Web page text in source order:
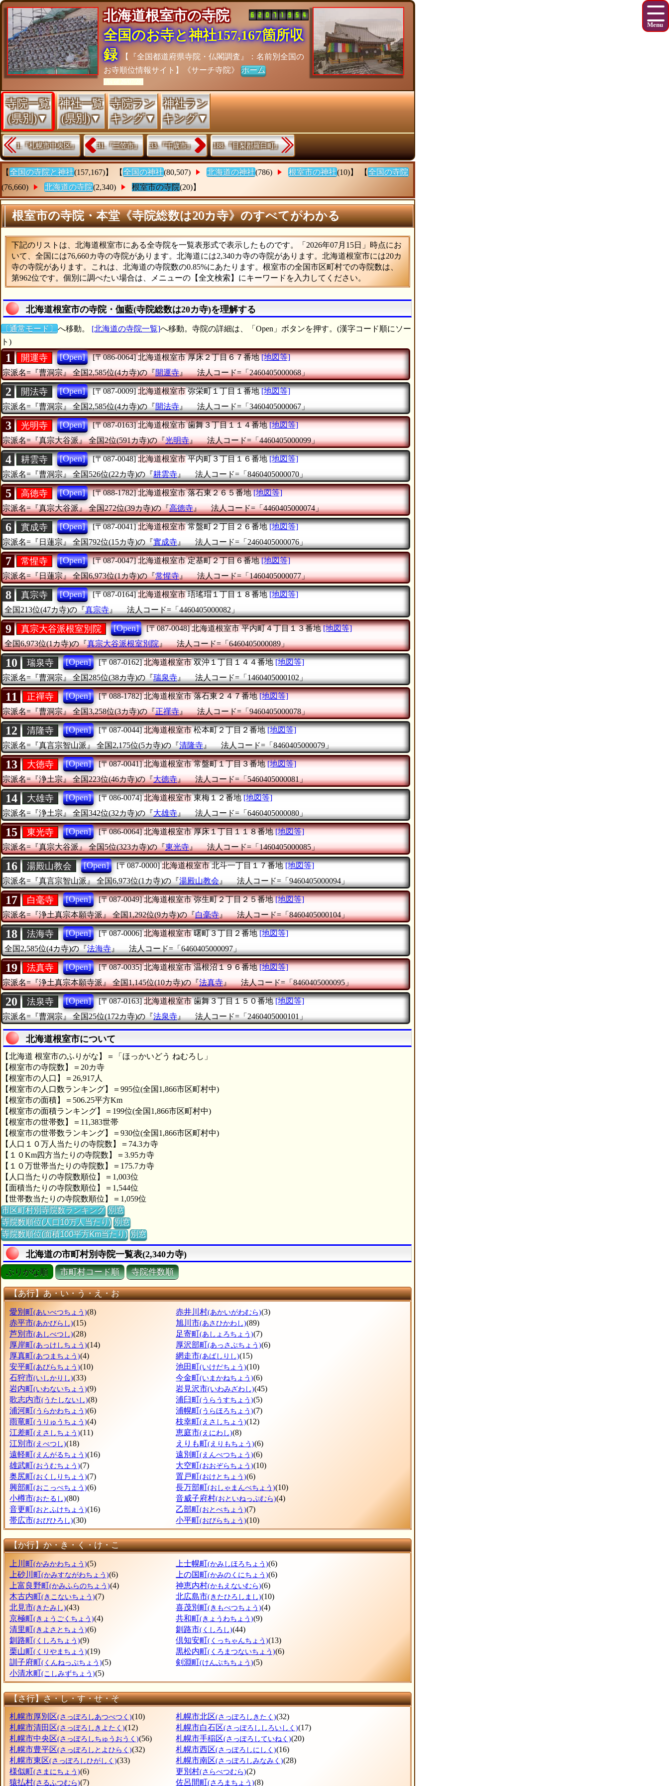
北海道根室市の寺院
全国のお寺と神社157,167箇所収
録
【『全国都道府県寺院・仏閣調査』：名前別全国の
お寺順位情報サイト】《サーチ寺院》ホーム
[As of 26/07/28]
寺院一覧
(県別)▼
神社一覧
(県別)▼
寺院ラン
キング▼
神社ラン
キング▼
1.『札幌市中央区』 31.『三笠市』 33.『千歳市』 188.『目梨郡羅臼町』
【 全国の寺院と神社(157,167)】 【 全国の神社(80,507) 北海道の神社(786) 根室市の神社(10)】 【 全国の寺院
(76,660)
北海道の寺院(2,340) 根室市の寺院(20)】
根室市の寺院・本堂《寺院総数は20カ寺》のすべてがわかる
下記のリストは、北海道根室市にある全寺院を一覧表形式で表示したものです。「2026年07月15日」時点にお
いて、全国には76,660カ寺の寺院があります。北海道には2,340カ寺の寺院があります。北海道根室市には20カ
寺の寺院があります。これは、北海道の寺院数の0.85%にあたります。根室市の全国市区町村での寺院数は、
第962位です。個別に調べたい場合は、メニューの【全文検索】にキーワードを入力してください。
北海道根室市の寺院・伽藍(寺院総数は20カ寺)を理解する
〔通常モード〕 へ移動。 [北海道の寺院一覧]へ移動。寺院の詳細は、「Open」ボタンを押す。(漢字コード順にソー
ト)
1 開運寺 [Open] [〒086-0064] 北海道根室市厚床２丁目６７番地 [地図等]
宗派名=『曹洞宗』 全国2,585位(4カ寺)の『開運寺』 法人コード=「2460405000068」
2 開法寺 [Open] [〒087-0009] 北海道根室市弥栄町１丁目１番地 [地図等]
宗派名=『曹洞宗』
全国2,585位(4カ寺)の『開法寺 』 法人コード=「3460405000067」
3 光明寺 [Open] [〒087-0163] 北海道根室市歯舞３丁目１１４番地 [地図等]
宗派名=『真宗大谷派』 全国2位(591カ寺)の『光明寺』 法人コード=「4460405000099」
4 耕雲寺 [Open] [〒087-0048] 北海道根室市平内町３丁目１６番地 [地図等]
宗派名=『曹洞宗』
全国526位(22カ寺)の『耕雲寺 』 法人コード=「8460405000070」
5 高徳寺 [Open] [〒088-1782] 北海道根室市落石東２６５番地 [地図等]
宗派名=『真宗大谷派』 全国272位(39カ寺)の『高徳寺』 法人コード=「4460405000074」
6 實成寺 [Open] [〒087-0041] 北海道根室市常盤町２丁目２６番地 [地図等]
宗派名=『日蓮宗』
全国792位(15カ寺)の『實成寺 』 法人コード=「2460405000076」
7 常惺寺 [Open] [〒087-0047] 北海道根室市定基町２丁目６番地 [地図等]
宗派名=『日蓮宗』 全国6,973位(1カ寺)の『常惺寺』 法人コード=「1460405000077」
8 真宗寺 [Open] [〒087-0164] 北海道根室市珸瑤瑁１丁目１８番地 [地図等]
全国213位(47カ寺)の『真宗寺 』 法人コード=「4460405000082」
9 真宗大谷派根室別院 [Open] [〒087-0048] 北海道根室市平内町４丁目１３番地 [地図等]
全国6,973位(1カ寺)の『真宗大谷派根室別院』 法人コード=「6460405000089」
10 瑞泉寺 [Open] [〒087-0162] 北海道根室市双沖１丁目１４４番地 [地図等]
宗派名=『曹洞宗』
全国285位(38カ寺)の『瑞泉寺 』 法人コード=「1460405000102」
11 正禪寺 [Open] [〒088-1782] 北海道根室市落石東２４７番地 [地図等]
宗派名=『曹洞宗』 全国3,258位(3カ寺)の『正禪寺』 法人コード=「9460405000078」
12 清隆寺 [Open] [〒087-0044] 北海道根室市松本町２丁目２番地 [地図等]
宗派名=『真言宗智山派』
全国2,175位(5カ寺)の『清隆寺 』 法人コード=「8460405000079」
13 大徳寺 [Open] [〒087-0041] 北海道根室市常盤町１丁目３番地 [地図等]
宗派名=『浄土宗』 全国223位(46カ寺)の『大徳寺』 法人コード=「5460405000081」
14 大雄寺 [Open] [〒086-0074] 北海道根室市東梅１２番地 [地図等]
宗派名=『浄土宗』
全国342位(32カ寺)の『大雄寺 』 法人コード=「6460405000080」
15 東光寺 [Open] [〒086-0064] 北海道根室市厚床１丁目１１８番地 [地図等]
宗派名=『真宗大谷派』 全国5位(323カ寺)の『東光寺』 法人コード=「1460405000085」
16 湯殿山教会 [Open] [〒087-0000] 北海道根室市北斗一丁目１７番地 [地図等]
宗派名=『真言宗智山派』
全国6,973位(1カ寺)の『湯殿山教会 』 法人コード=「9460405000094」
17 白毫寺 [Open] [〒087-0049] 北海道根室市弥生町２丁目２５番地 [地図等]
宗派名=『浄土真宗本願寺派』 全国1,292位(9カ寺)の『白毫寺』 法人コード=「8460405000104」
18 法海寺 [Open] [〒087-0006] 北海道根室市曙町３丁目２番地 [地図等]
全国2,585位(4カ寺)の『法海寺 』 法人コード=「6460405000097」
19 法真寺 [Open] [〒087-0035] 北海道根室市温根沼１９６番地 [地図等]
宗派名=『浄土真宗本願寺派』 全国1,145位(10カ寺)の『法真寺』 法人コード=「8460405000095」
20 法泉寺 [Open] [〒087-0163] 北海道根室市歯舞３丁目１５０番地 [地図等]
宗派名=『曹洞宗』
全国25位(172カ寺)の『法泉寺 』 法人コード=「2460405000101」
北海道根室市について
【北海道 根室市のふりがな】＝「ほっかいどう ねむろし」
【根室市の寺院数】＝20カ寺
【根室市の人口】＝26,917人
【根室市の人口数ランキング】＝995位(全国1,866市区町村中)
【根室市の面積】＝506.25平方Km
【根室市の面積ランキング】＝199位(全国1,866市区町村中)
【根室市の世帯数】＝11,383世帯
【根室市の世帯数ランキング】＝930位(全国1,866市区町村中)
【人口１０万人当たりの寺院数】＝74.3カ寺
【１０Km四方当たりの寺院数】＝3.95カ寺
【１０万世帯当たりの寺院数】＝175.7カ寺
【人口当たりの寺院数順位】＝1,003位
【面積当たりの寺院数順位】＝1,544位
【世帯数当たりの寺院数順位】＝1,059位
市区町村別寺院数ランキング 別窓
寺院数順位(人口10万人当たり) 別窓
寺院数順位(面積100平方Km当たり) 別窓
北海道の市町村別寺院一覧表(2,340カ寺)
ぶりがな順 市町村コード順 寺院件数順
【あ行】あ・い・う・え・お
愛別町(あいべつちょう)(8) 赤井川村(あかいがわむら)(3)
赤平市(あかびらし)(15) 旭川市(あさひかわし)(89)
芦別市(あしべつし)(28) 足寄町(あしょろちょう)(7)
厚岸町(あっけしちょう)(14) 厚沢部町(あっさぶちょう)(6)
厚真町(あつまちょう)(4) 網走市(あばしりし)(15)
安平町(あびらちょう)(10) 池田町(いけだちょう)(10)
石狩市(いしかりし)(33) 今金町(いまかねちょう)(6)
岩内町(いわないちょう)(9) 岩見沢市(いわみざわし)(45)
歌志内市(うたしないし)(8) 浦臼町(うらうすちょう)(5)
浦河町(うらかわちょう)(6) 浦幌町(うらほろちょう)(7)
雨竜町(うりゅうちょう)(4) 枝幸町(えさしちょう)(12)
江差町(えさしちょう)(11) 恵庭市(えにわし)(8)
江別市(えべつし)(18) えりも町(えりもちょう)(6)
遠軽町(えんがるちょう)(16) 遠別町(えんべつちょう)(6)
雄武町(おうむちょう)(7) 大空町(おおぞらちょう)(10)
奥尻町(おくしりちょう)(7) 置戸町(おけとちょう)(6)
興部町(おこっぺちょう)(6) 長万部町(おしゃまんべちょう)(10)
小樽市(おたるし)(80) 音威子府村(おといねっぷむら)(4)
音更町(おとふけちょう)(16) 乙部町(おとべちょう)(7)
帯広市(おびひろし)(30) 小平町(おびらちょう)(10)
【か行】か・き・く・け・こ
上川町(かみかわちょう)(5) 上士幌町(かみしほろちょう)(6)
上砂川町(かみすながわちょう)(6) 上の国町(かみのくにちょう)(6)
上富良野町(かみふらのちょう)(4) 神恵内村(かもえないむら)(6)
木古内町(きこないちょう)(7) 北広島市(きたひろしまし)(10)
北見市(きたみし)(43) 喜茂別町(きもべつちょう)(4)
京極町(きょうごくちょう)(4) 共和町(きょうわちょう)(9)
清里町(きよさとちょう)(6) 釧路市(くしろし)(44)
釧路町(くしろちょう)(9) 倶知安町(くっちゃんちょう)(13)
栗山町(くりやまちょう)(19) 黒松内町(くろまつないちょう)(6)
訓子府町(くんねっぷちょう)(5) 剣淵町(けんぶちちょう)(5)
小清水町(こしみずちょう)(5)
【さ行】さ・し・す・せ・そ
札幌市厚別区(さっぽろしあつべつく)(10) 札幌市北区(さっぽろしきたく)(32)
札幌市清田区(さっぽろしきよたく)(12) 札幌市白石区(さっぽろししろいしく)(17)
札幌市中央区(さっぽろしちゅうおうく)(56) 札幌市手稲区(さっぽろしていねく)(20)
札幌市豊平区(さっぽろしとよひらく)(32) 札幌市西区(さっぽろしにしく)(16)
札幌市東区(さっぽろしひがしく)(33) 札幌市南区(さっぽろしみなみく)(28)
様似町(さまにちょう)(6) 更別村(さらべつむら)(2)
猿払村(さるふつむら)(7) 佐呂間町(さろまちょう)(8)